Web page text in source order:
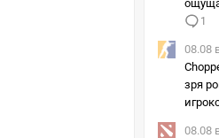
1
08.08
зря
08.08